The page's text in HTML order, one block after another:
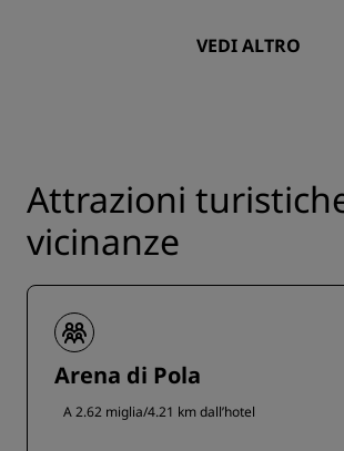
VEDI ALTRO
Attrazioni
vicinanze
Arena di Pola
A 2.62 miglia/4.21 km dall’hotel